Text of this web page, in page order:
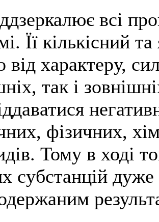
всі
Її кількісний
від характеру,
так і
фізичних,
Тому в ході
субстанцій